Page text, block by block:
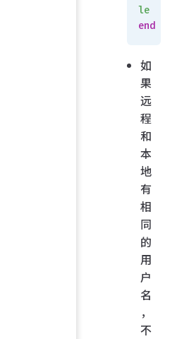
le
end
如
果
远
程
和
本
地
有
相
同
的
用
户
名
，
不